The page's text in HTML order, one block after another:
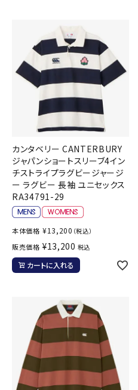
カンタベリー CANTERBURY
ジャパンショートスリーブ4イン
チストライプラグビージャージ
ー ラグビー 長袖 ユニセックス
RA34791-29
本体価格 ¥13,200 （税込）
販売価格 ¥13,200 税込
カートに入れる